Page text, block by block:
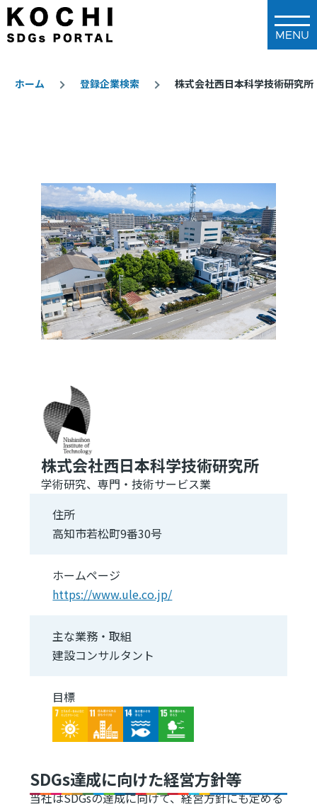
メインコンテンツに移動
ホーム 登録企業検索 株式会社西日本科学技術研究所
株式会社西日本科学技術研究所
学術研究、専門・技術サービス業
住所
高知市若松町9番30号
ホームページ
https://www.ule.co.jp/
主な業務・取組
建設コンサルタント
目標
Image Image Image Image
SDGs達成に向けた経営方針等
当社はSDGsの達成に向けて、経営方針にも定める